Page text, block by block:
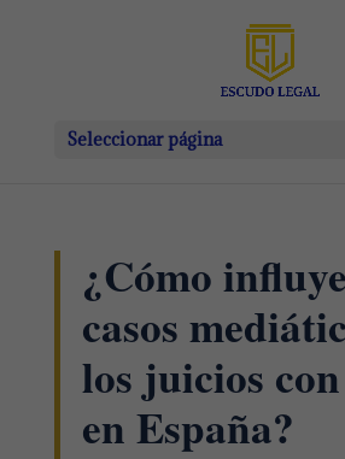
Seleccionar página
¿Cómo
casos
los juicios
en España?